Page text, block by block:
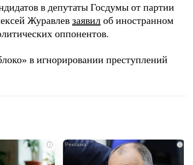
в депутаты Госдумы от партии
Журавлев заявил об иностранном
оппонентов.
в игнорировании преступлений
i i